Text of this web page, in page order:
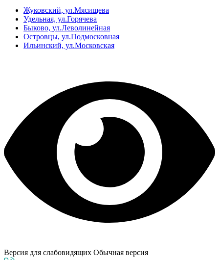
Жуковский, ул.Мясищева
Удельная, ул.Горячева
Быково, ул.Леволинейная
Островцы, ул.Подмосковная
Ильинский, ул.Московская
Версия для слабовидящих Обычная версия